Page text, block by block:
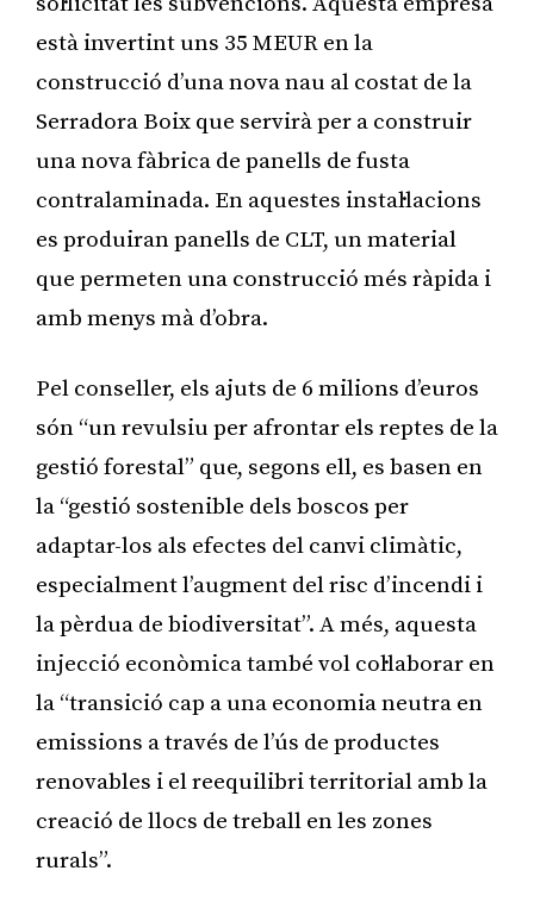
està invertint uns 35 MEUR en la
construcció d’una nova nau al costat de la
Serradora Boix que servirà per a construir
una nova fàbrica de panells de fusta
contralaminada. En aquestes instal·lacions
es produiran panells de CLT, un material
que permeten una construcció més ràpida i
amb menys mà d’obra.
Pel conseller, els ajuts de 6 milions d’euros
són “un revulsiu per afrontar els reptes de la
gestió forestal” que, segons ell, es basen en
la “gestió sostenible dels boscos per
adaptar-los als efectes del canvi climàtic,
especialment l’augment del risc d’incendi i
la pèrdua de biodiversitat”. A més, aquesta
injecció econòmica també vol col·laborar en
la “transició cap a una economia neutra en
emissions a través de l’ús de productes
renovables i el reequilibri territorial amb la
creació de llocs de treball en les zones
rurals”.